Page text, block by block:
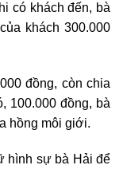
có khách đến, bà
khách 300.000
đồng, còn chia
100.000 đồng, bà
hồng môi giới.
hình sự bà Hải để